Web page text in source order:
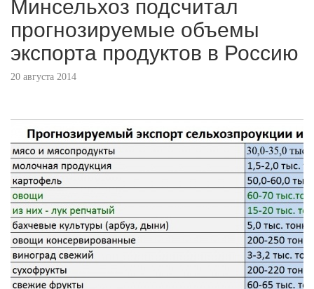
прогнозируемые объемы
экспорта продуктов в Россию
20 августа 2014